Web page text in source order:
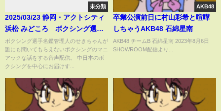
未分類
2025/03/23 静岡・アクトシティ
浜松 みどころ ボクシング選手
名鑑ラジオ
ボクシング選手名鑑管理人のせきちゃんが
誰にも聞いてもらえないボクシングのマニ
アックな話をする音声配信。 中日本のボ
クシングを中心にお届けす...
AKB48
卒業公演前日に村山彩希と喧嘩
しちゃうAKB48 石綿星南
AKB48 チームB 石綿星南 2023年8月6日
SHOWROOM配信より...